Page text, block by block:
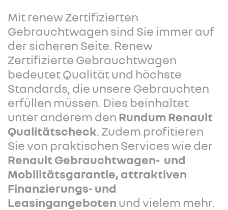
Mit renew Zertifizierten
Gebrauchtwagen sind Sie immer auf
der sicheren Seite. Renew
Zertifizierte Gebrauchtwagen
bedeutet Qualität und höchste
Standards, die unsere Gebrauchten
erfüllen müssen. Dies beinhaltet
unter anderem den Rundum Renault
Qualitätscheck. Zudem profitieren
Sie von praktischen Services wie der
Renault Gebrauchtwagen- und
Mobilitätsgarantie, attraktiven
Finanzierungs- und
Leasingangeboten und vielem mehr.